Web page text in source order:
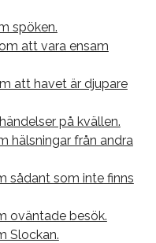
spöken.
att vara ensam
att havet är djupare
på kvällen.
hälsningar från andra
sådant som inte finns
oväntade besök.
Slockan.